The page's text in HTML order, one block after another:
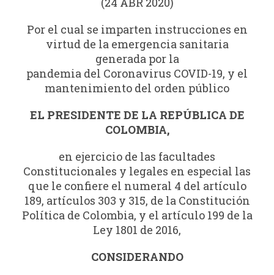
Por el cual se imparten instrucciones en
virtud de la emergencia sanitaria
generada por la
pandemia del Coronavirus COVID-19, y el
mantenimiento del orden público
EL PRESIDENTE DE LA REPÚBLICA DE
COLOMBIA,
en ejercicio de las facultades
Constitucionales y legales en especial las
que le confiere el numeral 4 del artículo
189, artículos 303 y 315, de la Constitución
Política de Colombia, y el artículo 199 de la
Ley 1801 de 2016,
CONSIDERANDO